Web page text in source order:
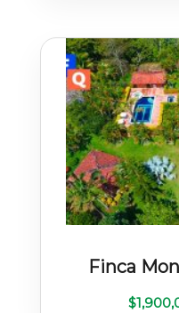
Finca
$